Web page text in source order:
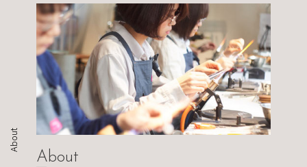
About
About